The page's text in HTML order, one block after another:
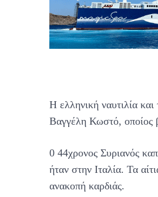
Η ελληνική ναυτιλία
Βαγγέλη Κωστό, οποίος
0 44χρονος Συριανός
ήταν στην Ιταλία. Τα
ανακοπή καρδιάς.